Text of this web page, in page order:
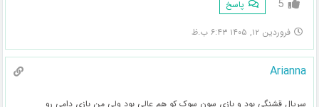
5 پاسخ
فروردین ۱۲, ۱۴۰۵ ۶:۴۳ ب.ظ
Arianna
سریال قشنگی بود و بازی سون سوک کو هم عالی بود ولی من بازی دامی رو